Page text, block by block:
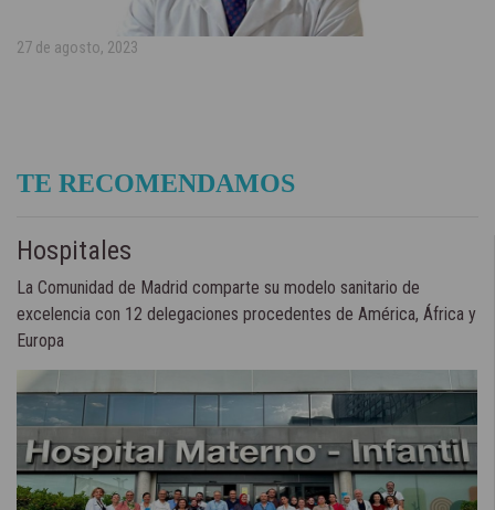
27 de agosto, 2023
TE RECOMENDAMOS
Hospitales
La Comunidad de Madrid comparte su modelo sanitario de
excelencia con 12 delegaciones procedentes de América, África y
Europa